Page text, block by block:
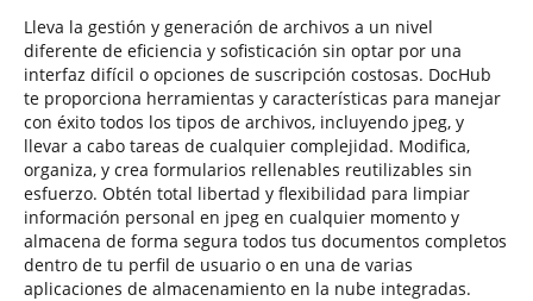
Lleva la gestión y generación de archivos a un nivel
diferente de eficiencia y sofisticación sin optar por una
interfaz difícil o opciones de suscripción costosas. DocHub
te proporciona herramientas y características para manejar
con éxito todos los tipos de archivos, incluyendo jpeg, y
llevar a cabo tareas de cualquier complejidad. Modifica,
organiza, y crea formularios rellenables reutilizables sin
esfuerzo. Obtén total libertad y flexibilidad para limpiar
información personal en jpeg en cualquier momento y
almacena de forma segura todos tus documentos completos
dentro de tu perfil de usuario o en una de varias
aplicaciones de almacenamiento en la nube integradas.